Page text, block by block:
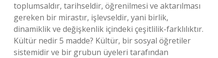
toplumsaldır, tarihseldir, öğrenilmesi ve aktarılması
gereken bir mirastır, işlevseldir, yani birlik,
dinamiklik ve değişkenlik içindeki çeşitlilik-farklılıktır.
Kültür nedir 5 madde? Kültür, bir sosyal öğretiler
sistemidir ve bir grubun üyeleri tarafından